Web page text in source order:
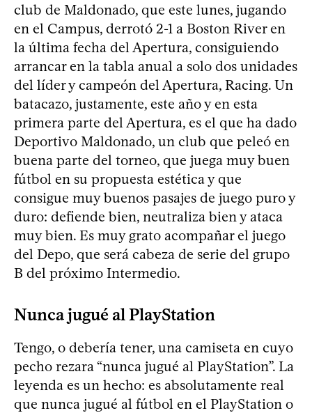
club de Maldonado, que este lunes, jugando
en el Campus, derrotó 2-1 a Boston River en
la última fecha del Apertura, consiguiendo
arrancar en la tabla anual a solo dos unidades
del líder y campeón del Apertura, Racing. Un
batacazo, justamente, este año y en esta
primera parte del Apertura, es el que ha dado
Deportivo Maldonado, un club que peleó en
buena parte del torneo, que juega muy buen
fútbol en su propuesta estética y que
consigue muy buenos pasajes de juego puro y
duro: defiende bien, neutraliza bien y ataca
muy bien. Es muy grato acompañar el juego
del Depo, que será cabeza de serie del grupo
B del próximo Intermedio.
Nunca jugué al PlayStation
Tengo, o debería tener, una camiseta en cuyo
pecho rezara “nunca jugué al PlayStation”. La
leyenda es un hecho: es absolutamente real
que nunca jugué al fútbol en el PlayStation o